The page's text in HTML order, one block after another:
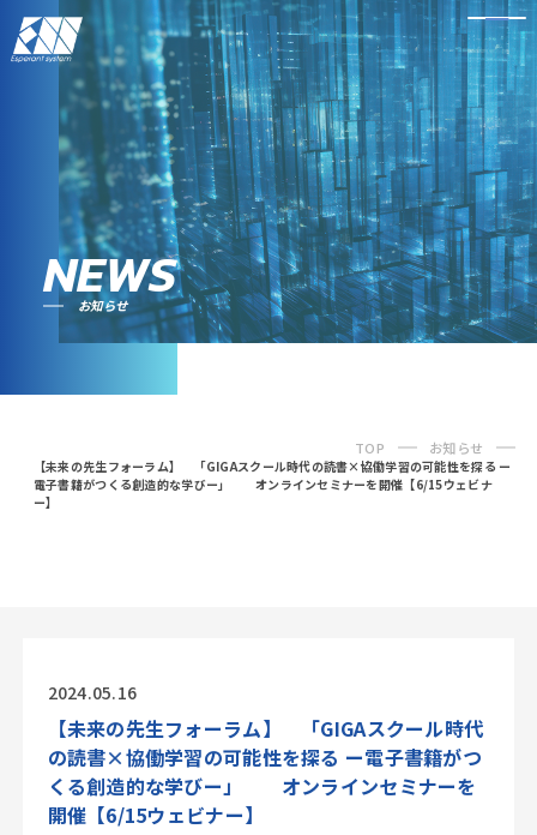
NEWS
お知らせ
TOP お知らせ
【未来の先生フォーラム】 「GIGAスクール時代の読書×協働学習の可能性を探る ー
電子書籍がつくる創造的な学びー」 オンラインセミナーを開催【6/15ウェビナ
ー】
2024.05.16
【未来の先生フォーラム】 「GIGAスクール時代
の読書×協働学習の可能性を探る ー電子書籍がつ
くる創造的な学びー」 オンラインセミナーを
開催【6/15ウェビナー】